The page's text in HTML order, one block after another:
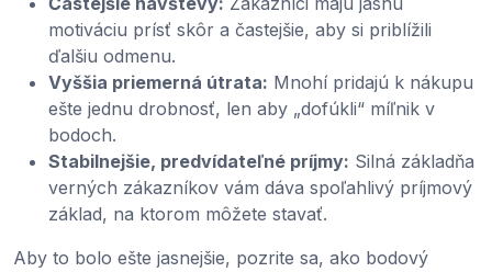
motiváciu prísť skôr a častejšie, aby si priblížili
ďalšiu odmenu.
Vyššia priemerná útrata: Mnohí pridajú k nákupu
ešte jednu drobnosť, len aby „dofúkli“ míľnik v
bodoch.
Stabilnejšie, predvídateľné príjmy: Silná základňa
verných zákazníkov vám dáva spoľahlivý príjmový
základ, na ktorom môžete stavať.
Aby to bolo ešte jasnejšie, pozrite sa, ako bodový